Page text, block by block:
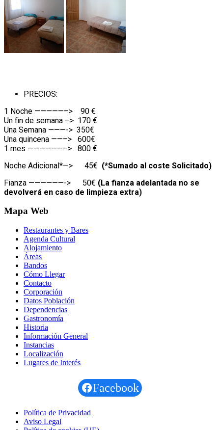
PRECIOS:
1 Noche —————–> 90 €
Un fin de semana –> 170 €
Una Semana ———-> 350€
Una quincena ——–> 600€
1 mes ——————–> 800 €
Noche Adicional*—> 45€ (*Sumado al coste Solicitado)
Fianza ——————-> 50€ (La fianza adelantada no se
devolverá en caso de limpieza extra)
Mapa Web
Restaurantes y Bares
Agenda Cultural
Alojamiento
Áreas
Bandos
Cómo Llegar
Contacto
Corporación
Datos Población
Dependencias
Gastronomía
Historia
Información General
Instancias
Localización
Lugares de Interés
Facebook
Política de Privacidad
Aviso Legal